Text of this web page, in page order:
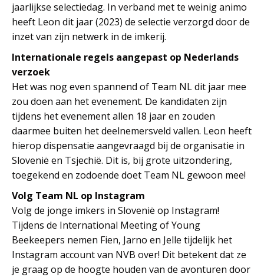
jaarlijkse selectiedag. In verband met te weinig animo
heeft Leon dit jaar (2023) de selectie verzorgd door de
inzet van zijn netwerk in de imkerij.
Internationale regels aangepast op Nederlands
verzoek
Het was nog even spannend of Team NL dit jaar mee
zou doen aan het evenement. De kandidaten zijn
tijdens het evenement allen 18 jaar en zouden
daarmee buiten het deelnemersveld vallen. Leon heeft
hierop dispensatie aangevraagd bij de organisatie in
Slovenië en Tsjechië. Dit is, bij grote uitzondering,
toegekend en zodoende doet Team NL gewoon mee!
Volg Team NL op Instagram
Volg de jonge imkers in Slovenië op Instagram!
Tijdens de International Meeting of Young
Beekeepers nemen Fien, Jarno en Jelle tijdelijk het
Instagram account van NVB over! Dit betekent dat ze
je graag op de hoogte houden van de avonturen door